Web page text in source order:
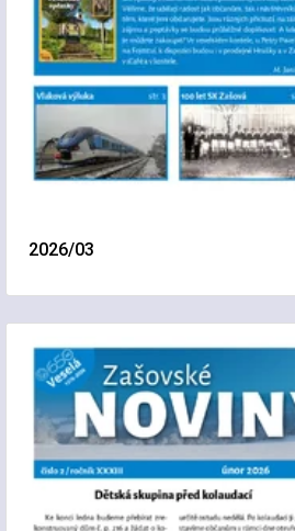
2026/03